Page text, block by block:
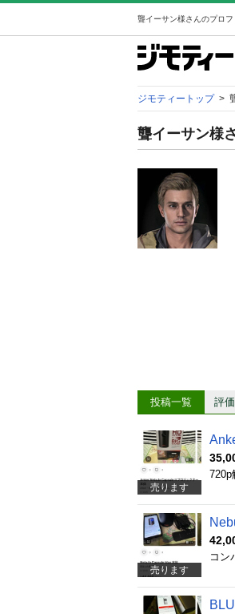
聾イーサン様さんのプロフ
ジモティートップ >
聾イーサン様
投稿一覧 評
売ります
売ります